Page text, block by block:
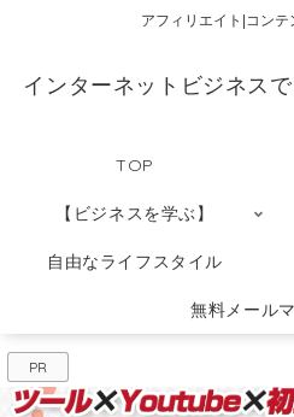
アフィリエイト|コンテ
インターネットビジネス
TOP
【ビジネスを学ぶ】
自由なライフスタイル
無料メール
PR